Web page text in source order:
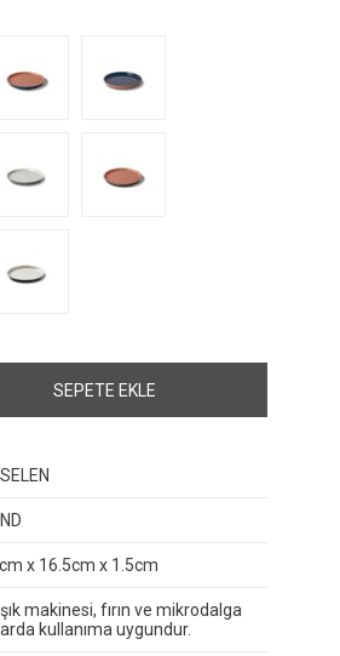
x 16.5cm x 1.5cm
makinesi, fırın ve mikrodalga
kullanıma uygundur.